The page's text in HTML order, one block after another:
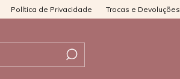
Política de Privacidade Trocas e Devoluções